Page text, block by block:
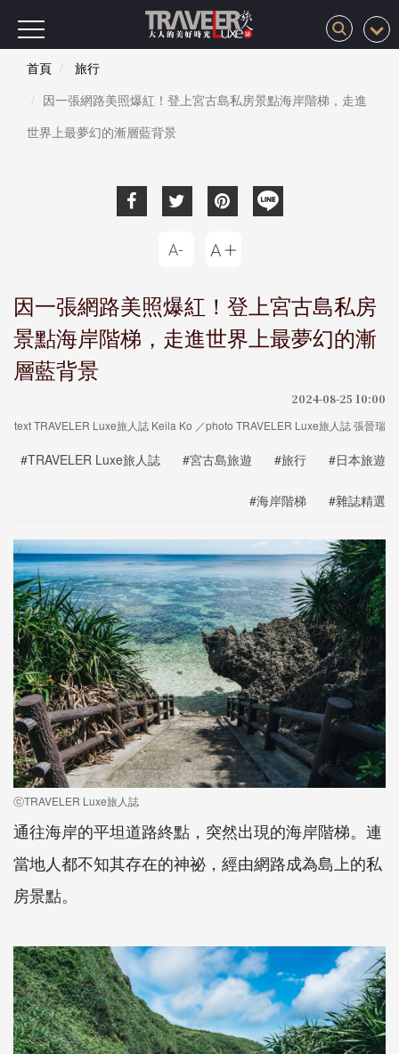
首頁
旅行
因一張網路美照爆紅！登上宮古島私房景點海岸階梯，走進
世界上最夢幻的漸層藍背景
因一張網路美照爆紅！登上宮古島私房
景點海岸階梯，走進世界上最夢幻的漸
層藍背景
2024-08-25 10:00
text TRAVELER Luxe旅人誌 Keila Ko ／photo TRAVELER Luxe旅人誌 張晉瑞
#TRAVELER Luxe旅人誌 #宮古島旅遊 #旅行 #日本旅遊
#海岸階梯 #雜誌精選
ⓒTRAVELER Luxe旅人誌
通往海岸的平坦道路終點，突然出現的海岸階梯。連
當地人都不知其存在的神祕，經由網路成為島上的私
房景點。